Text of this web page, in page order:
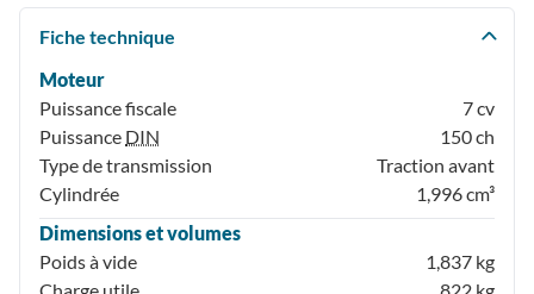
Fiche technique
Moteur
Puissance fiscale
7 cv
Puissance DIN
150 ch
Type de transmission
Traction avant
Cylindrée
1,996 cm³
Dimensions et volumes
Poids à vide
1,837 kg